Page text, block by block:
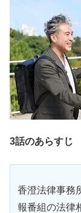
3話のあらすじ
香澄法律事務
報番組の法律